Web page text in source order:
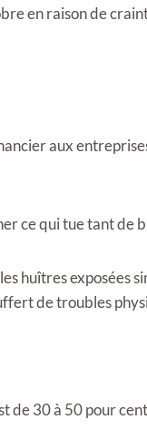
en raison de
aux
ce qui tue tant de
huîtres exposées
de troubles
30 à 50 pour